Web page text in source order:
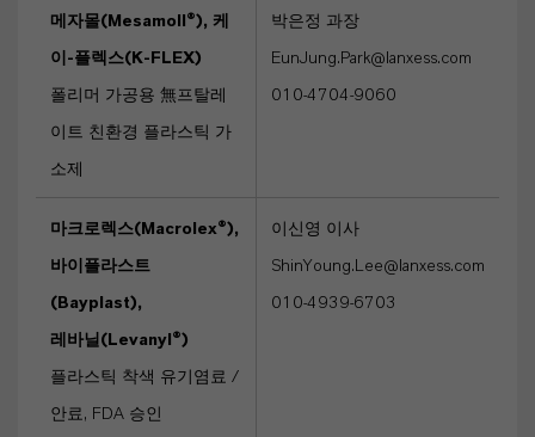
메자몰(Mesamoll®), 케
이-플렉스(K-FLEX)
폴리머 가공용 無프탈레
이트 친환경 플라스틱 가
소제
박은정 과장
EunJung.Park@lanxess.com
010-4704-9060
마크로렉스(Macrolex®),
바이플라스트
(Bayplast),
레바닐(Levanyl®)
플라스틱 착색 유기염료 /
안료, FDA 승인
이신영 이사
ShinYoung.Lee@lanxess.com
010-4939-6703